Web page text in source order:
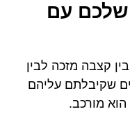
שלכם עם
קצבה מזכה לבין
שקיבלתם עליהם
מורכב.